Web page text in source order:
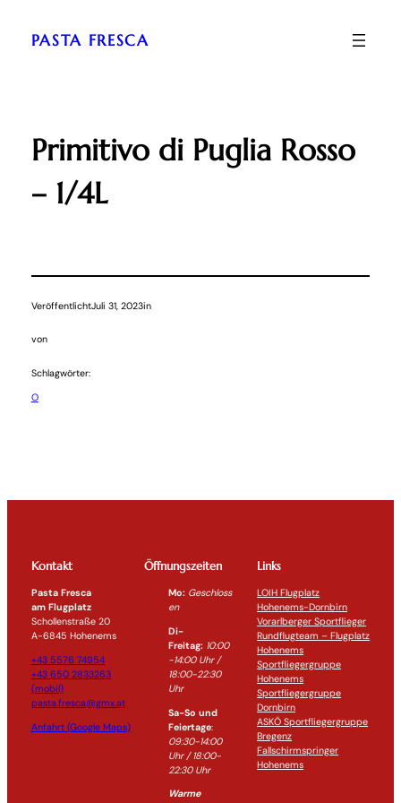
Inhalt
springen
PASTA FRESCA
Primitivo di Puglia Rosso
– 1/4L
VeröffentlichtJuli 31, 2023in
von
Schlagwörter:
O
Kontakt
Pasta Fresca
am Flugplatz
Schollenstraße 20
A-6845 Hohenems
+43 5576 74954
+43 650 2833263
(mobil)
pasta.fresca@gmx.at
Anfahrt (Google Maps)
Öffnungszeiten
Mo: Geschloss
en
Di-
Freitag: 10:00
-14:00 Uhr /
18:00-22:30
Uhr
Sa-So und
Feiertage:
09:30-14:00
Uhr / 18:00-
22:30Uhr
Warme
Links
LOIH Flugplatz
Hohenems-Dornbirn
Vorarlberger Sportflieger
Rundflugteam – Flugplatz
Hohenems
Sportfliegergruppe
Hohenems
Sportfliegergruppe
Dornbirn
ASKÖ Sportfliegergruppe
Bregenz
Fallschirmspringer
Hohenems